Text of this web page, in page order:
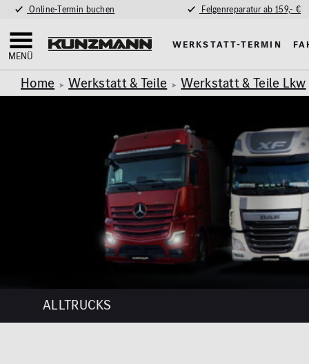
Online-Termin buchen Felgenreparatur ab 159,- €
MENÜ
Werkstatt-Termin
Home Werkstatt & Teile Werkstatt & Teile Lkw
ALLTRUCKS